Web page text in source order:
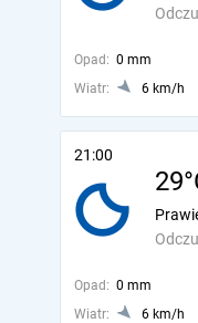
Opad: 0 mm
Wiatr:
6 km/h
21:00
Opad: 0 mm
Wiatr:
6 km/h